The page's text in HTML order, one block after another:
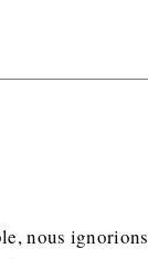
nous ignorions